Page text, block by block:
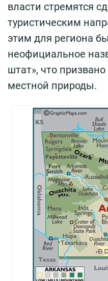
власти стремятся
туристическим
этим для региона
неофициальное
штат», что
местной природы.